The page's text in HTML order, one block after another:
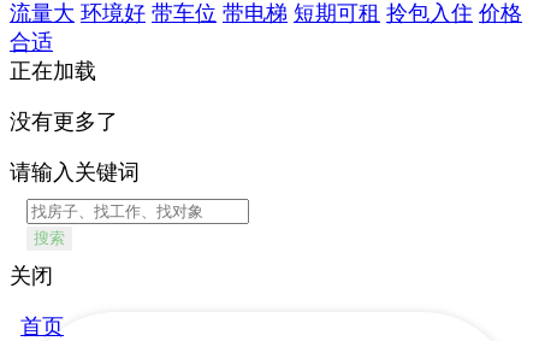
流量大 环境好 带车位 带电梯 短期可租 拎包入住 价格
合适
正在加载
没有更多了
请输入关键词
搜索
关闭
首页